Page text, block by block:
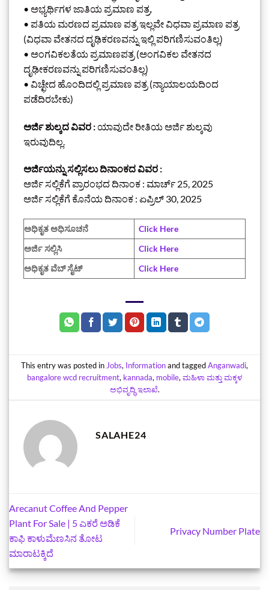
• ಅಭ್ಯರ್ಥಿಗಳ ಜಾತಿಯ ಪ್ರಮಾಣ ಪತ್ರ.
• ಪತಿಯ ಮರಣದ ಪ್ರಮಾಣ ಪತ್ರ ಇಲ್ಲವೇ ವಿಧವಾ ಪ್ರಮಾಣ ಪತ್ರ
(ವಿಧವಾ ವೇತನದ ದೃಢಿಕರಣವನ್ನು ಇಲ್ಲಿ ಪರಿಗಣಿಸುವಂತಿಲ್ಲ)
• ಅಂಗವಿಕಲತೆಯ ಪ್ರಮಾಣಪತ್ರ (ಅಂಗವಿಕಲ ವೇತನದ
ದೃಢೀಕರಣವನ್ನು ಪರಿಗಣಿಸುವಂತಿಲ್ಲ)
• ವಿಚ್ಛೇದ ಹೊಂದಿದಲ್ಲಿ ಪ್ರಮಾಣ ಪತ್ರ (ನ್ಯಾಯಾಲಯದಿಂದ
ಪಡೆದಿರಬೇಕು)
ಅರ್ಜಿ ಶುಲ್ಕದ ವಿವರ :ಯಾವುದೇ ರೀತಿಯ ಅರ್ಜಿ ಶುಲ್ಕವು
ಇರುವುದಿಲ್ಲ.
ಅರ್ಜಿಯನ್ನು ಸಲ್ಲಿಸಲು ದಿನಾಂಕದ ವಿವರ :
ಅರ್ಜಿ ಸಲ್ಲಿಕೆಗೆ ಪ್ರಾರಂಭದ ದಿನಾಂಕ : ಮಾರ್ಚ್ 25, 2025
ಅರ್ಜಿ ಸಲ್ಲಿಕೆಗೆ ಕೊನೆಯ ದಿನಾಂಕ : ಏಪ್ರಿಲ್ 30, 2025
ಅಧಿಕೃತ ಅಧಿಸೂಚನೆ
Click Here
ಅರ್ಜಿ ಸಲ್ಲಿಸಿ
Click Here
ಅಧಿಕೃತ ವೆಬ್ ಸೈಟ್
Click Here
This entry was posted in Jobs, Informationand taggedAnganwadi,
bangalore wcd recruitment, kannada, mobile, ಮಹಿಳಾ ಮತ್ತು ಮಕ್ಕಳ
ಅಭಿವೃದ್ಧಿ ಇಲಾಖೆ.
SALAHE24
Arecanut Coffee And Pepper
Plant For Sale | 5 ಎಕರೆ ಅಡಿಕೆ
ಕಾಫಿ ಕಾಳುಮೆಣಸಿನ ತೋಟ
ಮಾರಾಟಕ್ಕಿದೆ
Privacy Number Plate